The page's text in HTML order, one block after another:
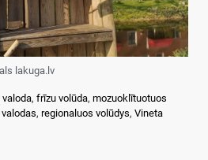
lakuga.lv
valoda,frīzu volūda,mozuoklītuotuos
, regionaluos volūdys, Vineta